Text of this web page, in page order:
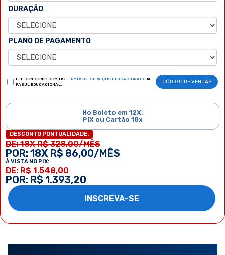
DURAÇÃO
PLANO DE PAGAMENTO
LI E CONCORDO COM OS TERMOS DE SERVIÇOS EDUCACIONAIS DA
FASUL EDUCACIONAL.
CÓDIGO DE VENDAS
No Boleto em 12X,
PIX ou Cartão 18x
DESCONTO PONTUALIDADE:
DE: 18X R$ 328,00/MÊS
POR: 18X R$ 86,00/MÊS
À VISTA NO PIX:
DE: R$ 1.548,00
POR: R$ 1.393,20
INSCREVA-SE